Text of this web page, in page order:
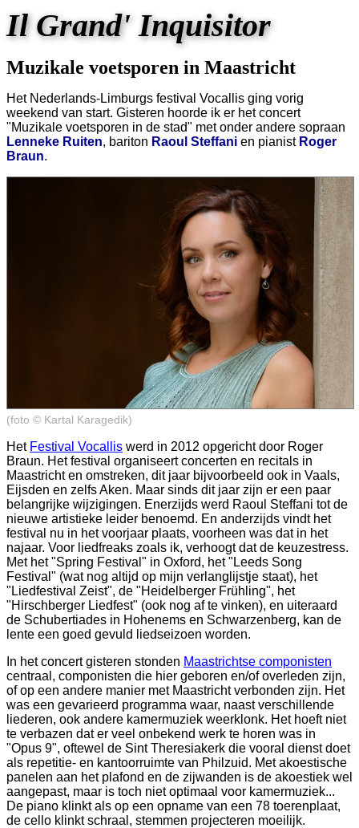
Il Grand' Inquisitor
Muzikale voetsporen in Maastricht
Het Nederlands-Limburgs festival Vocallis ging vorig
weekend van start. Gisteren hoorde ik er het concert
"Muzikale voetsporen in de stad" met onder andere sopraan
Lenneke Ruiten, bariton Raoul Steffani en pianist Roger
Braun.
(foto © Kartal Karagedik)
Het Festival Vocallis werd in 2012 opgericht door Roger
Braun. Het festival organiseert concerten en recitals in
Maastricht en omstreken, dit jaar bijvoorbeeld ook in Vaals,
Eijsden en zelfs Aken. Maar sinds dit jaar zijn er een paar
belangrijke wijzigingen. Enerzijds werd Raoul Steffani tot de
nieuwe artistieke leider benoemd. En anderzijds vindt het
festival nu in het voorjaar plaats, voorheen was dat in het
najaar. Voor liedfreaks zoals ik, verhoogt dat de keuzestress.
Met het "Spring Festival" in Oxford, het "Leeds Song
Festival" (wat nog altijd op mijn verlanglijstje staat), het
"Liedfestival Zeist", de "Heidelberger Frühling", het
"Hirschberger Liedfest" (ook nog af te vinken), en uiteraard
de Schubertiades in Hohenems en Schwarzenberg, kan de
lente een goed gevuld liedseizoen worden.
In het concert gisteren stonden Maastrichtse componisten
centraal, componisten die hier geboren en/of overleden zijn,
of op een andere manier met Maastricht verbonden zijn. Het
was een gevarieerd programma waar, naast verschillende
liederen, ook andere kamermuziek weerklonk. Het hoeft niet
te verbazen dat er veel onbekend werk te horen was in
"Opus 9", oftewel de Sint Theresiakerk die vooral dienst doet
als repetitie- en kantoorruimte van Philzuid. Met akoestische
panelen aan het plafond en de zijwanden is de akoestiek wel
aangepast, maar is toch niet optimaal voor kamermuziek...
De piano klinkt als op een opname van een 78 toerenplaat,
de cello klinkt schraal, stemmen projecteren moeilijk.